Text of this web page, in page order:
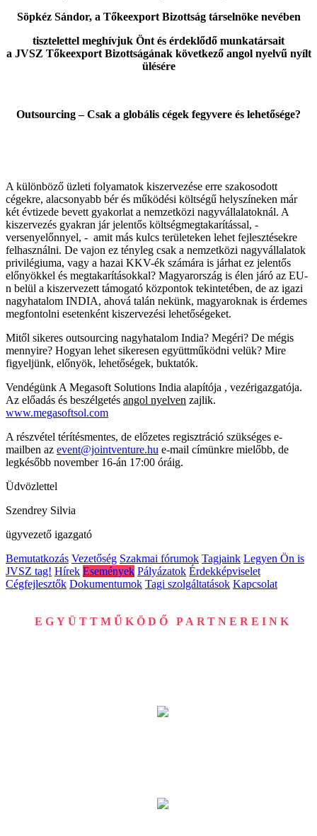
Söpkéz Sándor, a Tőkeexport Bizottság társelnöke nevében
tisztelettel meghívjuk Önt és érdeklődő munkatársait
a JVSZ Tőkeexport Bizottságának következő angol nyelvű nyílt
ülésére
Outsourcing – Csak a globális cégek fegyvere és lehetősége?
A különböző üzleti folyamatok kiszervezése erre szakosodott
cégekre, alacsonyabb bér és működési költségű helyszíneken már
két évtizede bevett gyakorlat a nemzetközi nagyvállalatoknál. A
kiszervezés gyakran jár jelentős költségmegtakarítással, -
versenyelőnnyel, - amit más kulcs területeken lehet fejlesztésekre
felhasználni. De vajon ez tényleg csak a nemzetközi nagyvállalatok
privilégiuma, vagy a hazai KKV-ék számára is járhat ez jelentős
előnyökkel és megtakarításokkal? Magyarország is élen járó az EU-
n belül a kiszervezett támogató központok tekintetében, de az igazi
nagyhatalom INDIA, ahová talán nekünk, magyaroknak is érdemes
megfontolni esetenként kiszervezési lehetőségeket.
Mitől sikeres outsourcing nagyhatalom India? Megéri? De mégis
mennyire? Hogyan lehet sikeresen együttműködni velük? Mire
figyeljünk, előnyök, lehetőségek, buktatók.
Vendégünk A Megasoft Solutions India alapítója , vezérigazgatója.
Az előadás és beszélgetés angol nyelven zajlik.
www.megasoftsol.com
A részvétel térítésmentes, de előzetes regisztráció szükséges e-
mailben az event@jointventure.hu e-mail címünkre mielőbb, de
legkésőbb november 16-án 17:00 óráig.
Üdvözlettel
Szendrey Silvia
ügyvezető igazgató
Bemutatkozás Vezetőség Szakmai fórumok Tagjaink Legyen Ön is
JVSZ tag! Hírek Események Pályázatok Érdekképviselet
Cégfejlesztők Dokumentumok Tagi szolgáltatások Kapcsolat
EGYÜTTMŰKÖDŐ PARTNEREINK